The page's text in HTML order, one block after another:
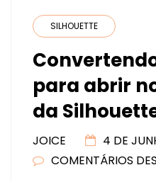
SILHOUETTE
para abrir
da
JOICE
4 DE
COMENTÁRIOS